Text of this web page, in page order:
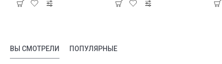
ВЫ СМОТРЕЛИ ПОПУЛЯРНЫЕ